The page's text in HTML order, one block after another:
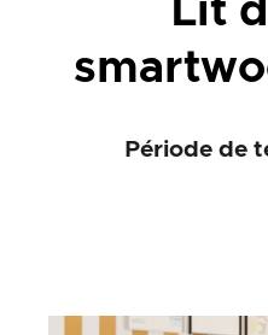
Lit
Période de